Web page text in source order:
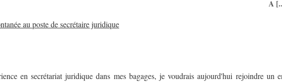
A
au poste de secrétaire juridique
en secrétariat juridique dans mes bagages, je voudrais aujourd'hui rejoindre un